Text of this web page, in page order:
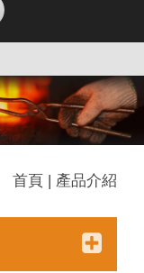
首頁 | 產品介紹